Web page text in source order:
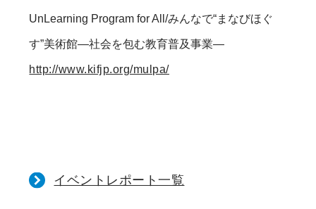
UnLearning Program for All/みんなで“まなびほぐ
す”美術館―社会を包む教育普及事業―
http://www.kifjp.org/mulpa/
イベントレポート一覧